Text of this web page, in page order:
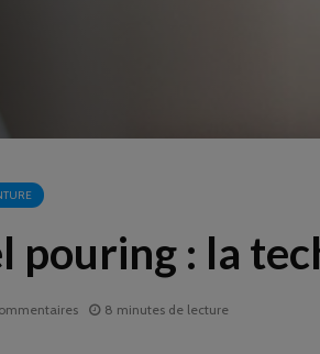
pouring : la
8 minutes de lecture